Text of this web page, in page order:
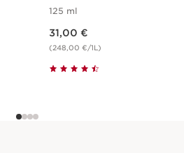
für normale bis
trockene Haut
125 ml
31,00 €
(248,00 €/1L)